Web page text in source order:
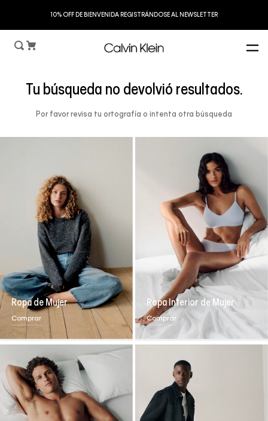
10% OFF DE BIENVENIDA REGISTRÁNDOSE AL NEWSLETTER
Tu búsqueda no devolvió resultados.
Por favor revisa tu ortografía o intenta otra búsqueda
Ropa de Mujer
Comprar
Ropa Interior de Mujer
Comprar